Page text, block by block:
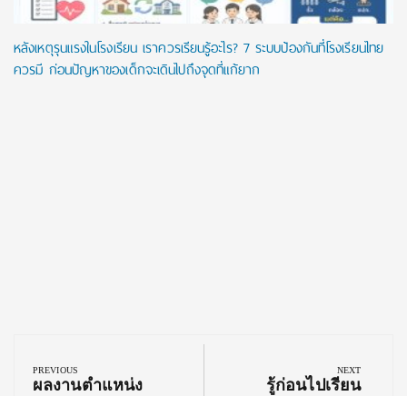
หลังเหตุรุนแรงในโรงเรียน เราควรเรียนรู้อะไร? 7 ระบบป้องกันที่โรงเรียนไทย
ควรมี ก่อนปัญหาของเด็กจะเดินไปถึงจุดที่แก้ยาก
navigation
PREVIOUS
Previous
ผลงานตำแหน่ง
NEXT
Next
รู้ก่อนไปเรียน